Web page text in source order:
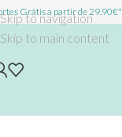
Skip to navigation
Skip to main content
Grátis a partir de 29.90€*